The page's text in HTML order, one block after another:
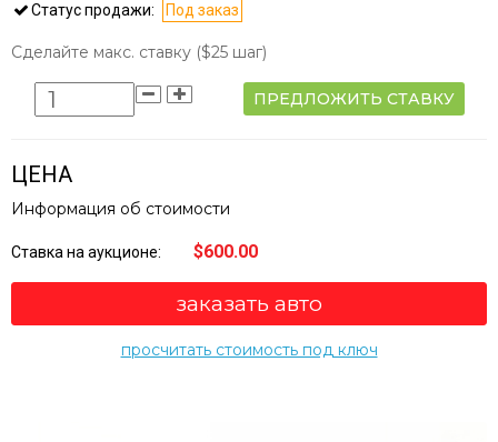
Статус продажи: Под заказ
Сделайте макс. ставку ($25 шаг)
ПРЕДЛОЖИТЬ СТАВКУ
ЦЕНА
Информация об стоимости
Ставка на аукционе: $600.00
заказать авто
просчитать стоимость под ключ